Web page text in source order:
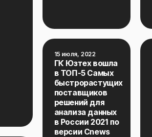
15 июля, 2022
ГК Юзтех вошла
в ТОП-5 Самых
быстрорастущих
поставщиков
решений для
анализа данных
в России 2021 по
версии Cnews